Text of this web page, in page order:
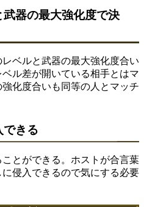
器の最大強化度で決
ベルと武器の最大強化度合い
ル差が開いている相手とはマ
化度合いも同等の人とマッチ
できる
とができる。ホストが合言葉
侵入できるので気にする必要